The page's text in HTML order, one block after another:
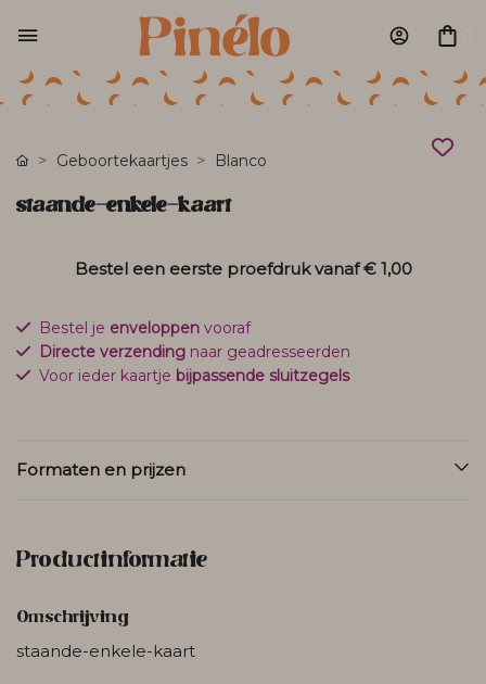
Geboortekaartjes Blanco
staande-enkele-kaart
Bestel een eerste proefdruk vanaf€ 1,00
Bestel je enveloppen vooraf
Directe verzending naar geadresseerden
Voor ieder kaartje bijpassende sluitzegels
Formaten en prijzen
Productinformatie
Omschrijving
staande-enkele-kaart